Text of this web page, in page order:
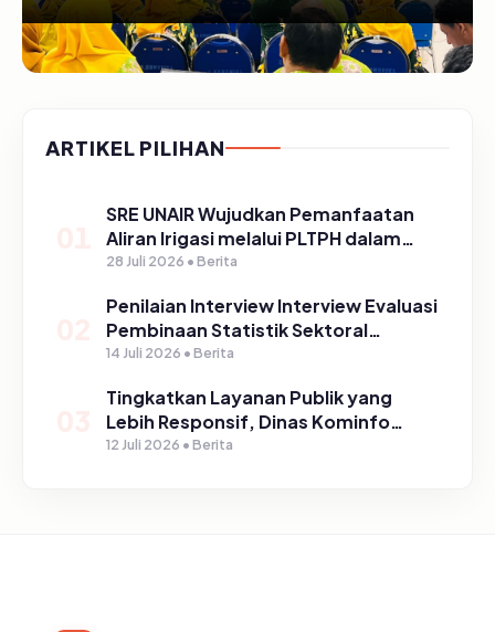
ARTIKEL PILIHAN
SRE UNAIR Wujudkan Pemanfaatan
Aliran Irigasi melalui PLTPH dalam
Program TIRTA PELITA di Desa
28 Juli 2026 • Berita
Penilaian Interview Interview Evaluasi
Pembinaan Statistik Sektoral
Kabupaten Pasuruan
14 Juli 2026 • Berita
Tingkatkan Layanan Publik yang
Lebih Responsif, Dinas Kominfo
Gelar Sosialisasi SP4N Lapor di
12 Juli 2026 • Berita